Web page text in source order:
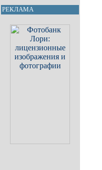
РЕКЛАМА